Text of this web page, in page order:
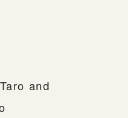
and